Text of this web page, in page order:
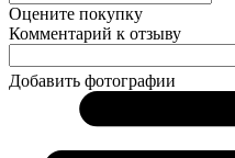
Оцените покупку
Комментарий к отзыву
Добавить фотографии